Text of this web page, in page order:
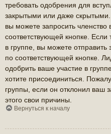
требовать одобрения для
закрытыми или даже
вы можете запросить
соответствующей кнопке. Если
в группе, вы можете
по соответствующей кнопке.
одобрить ваше участие в
хотите присоединиться.
группы, если он отклонил ваш
этого свои причины.
Вернуться к началу